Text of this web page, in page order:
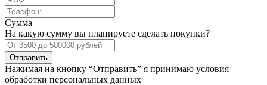
Сумма
На какую сумму вы планируете сделать покупки?
Отправить
Нажимая на кнопку “Отправить” я принимаю условия
обработки персональных данных